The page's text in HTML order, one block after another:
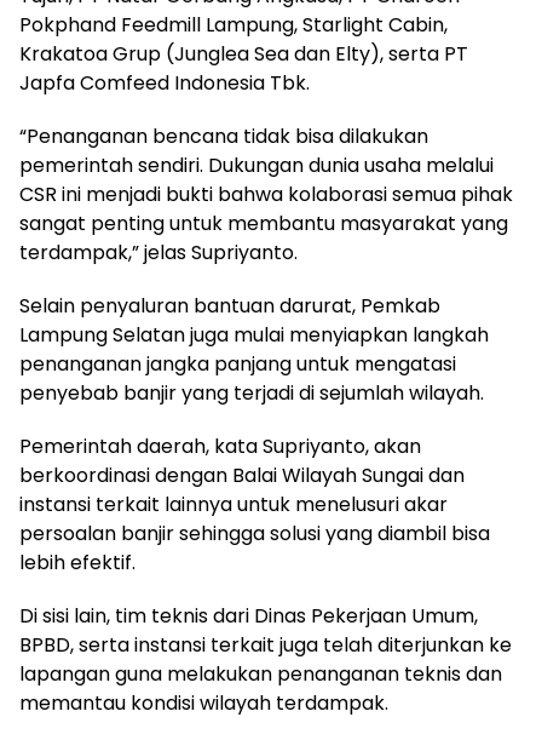
Pokphand Feedmill Lampung, Starlight Cabin,
Krakatoa Grup (Junglea Sea dan Elty), serta PT
Japfa Comfeed Indonesia Tbk.
“Penanganan bencana tidak bisa dilakukan
pemerintah sendiri. Dukungan dunia usaha melalui
CSR ini menjadi bukti bahwa kolaborasi semua pihak
sangat penting untuk membantu masyarakat yang
terdampak,” jelas Supriyanto.
Selain penyaluran bantuan darurat, Pemkab
Lampung Selatan juga mulai menyiapkan langkah
penanganan jangka panjang untuk mengatasi
penyebab banjir yang terjadi di sejumlah wilayah.
Pemerintah daerah, kata Supriyanto, akan
berkoordinasi dengan Balai Wilayah Sungai dan
instansi terkait lainnya untuk menelusuri akar
persoalan banjir sehingga solusi yang diambil bisa
lebih efektif.
Di sisi lain, tim teknis dari Dinas Pekerjaan Umum,
BPBD, serta instansi terkait juga telah diterjunkan ke
lapangan guna melakukan penanganan teknis dan
memantau kondisi wilayah terdampak.